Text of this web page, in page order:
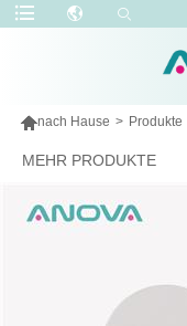
nach Hause > Produkte
MEHR PRODUKTE